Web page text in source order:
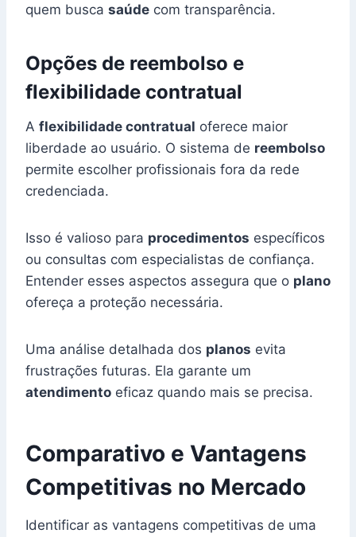
quem busca saúde com transparência.
Opções de reembolso e
flexibilidade contratual
A flexibilidade contratual oferece maior
liberdade ao usuário. O sistema de reembolso
permite escolher profissionais fora da rede
credenciada.
Isso é valioso para procedimentos específicos
ou consultas com especialistas de confiança.
Entender esses aspectos assegura que o plano
ofereça a proteção necessária.
Uma análise detalhada dos planos evita
frustrações futuras. Ela garante um
atendimento eficaz quando mais se precisa.
Comparativo e Vantagens
Competitivas no Mercado
Identificar as vantagens competitivas de uma